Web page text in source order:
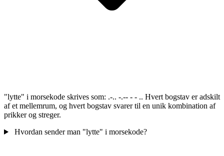
"lytte" i morsekode skrives som: .-.. -.-- - - .. Hvert bogstav er adskilt
af et mellemrum, og hvert bogstav svarer til en unik kombination af
prikker og streger.
Hvordan sender man "lytte" i morsekode?